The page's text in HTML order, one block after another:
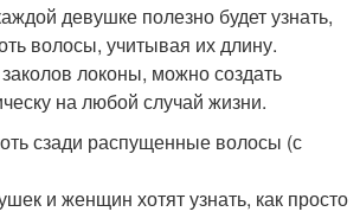
девушке полезно будет узнать,
волосы, учитывая их длину.
локоны, можно создать
на любой случай жизни.
сзади распущенные волосы (с
и женщин хотят узнать, как просто